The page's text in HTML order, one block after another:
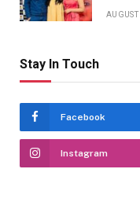
Stay In Touch
Facebook
Instagram